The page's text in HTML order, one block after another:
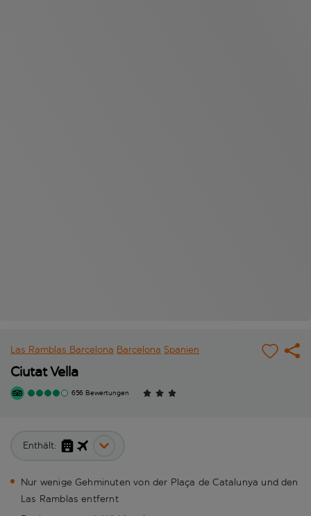
Las Ramblas Barcelona Barcelona Spanien
Ciutat Vella
656 Bewertungen
Enthält:
Nur wenige Gehminuten von der Plaça de Catalunya und den
Las Ramblas entfernt